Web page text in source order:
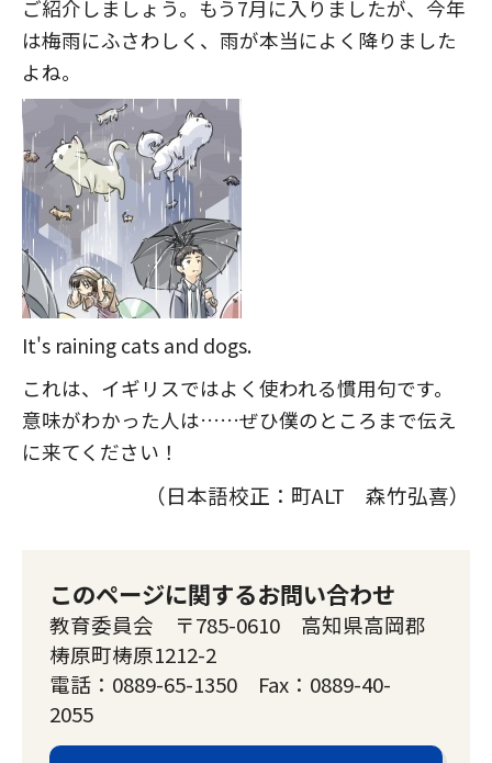
ご紹介しましょう。もう7月に入りましたが、今年
は梅雨にふさわしく、雨が本当によく降りました
よね。
It's raining cats and dogs.
これは、イギリスではよく使われる慣用句です。
意味がわかった人は……ぜひ僕のところまで伝え
に来てください！
（日本語校正：町ALT 森竹弘喜）
このページに関するお問い合わせ
教育委員会 〒785-0610 高知県高岡郡
梼原町梼原1212-2
電話：0889-65-1350 Fax：0889-40-
2055